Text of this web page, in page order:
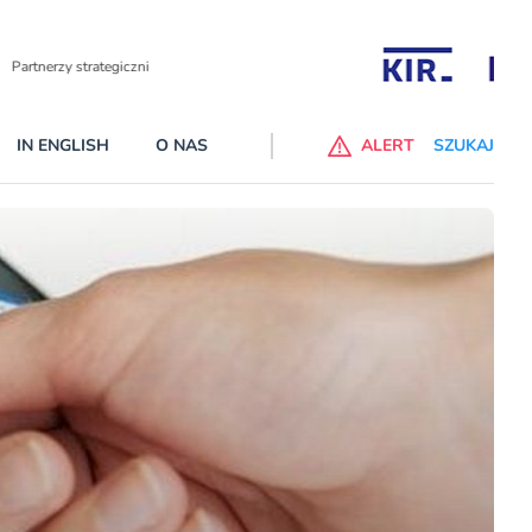
Partnerzy wspierający
do ChataGPT Go dla klientów Revoluta. Nowy benefit we
– Standard i Plus – z usługi będzie można korzsytać za
IN ENGLISH O NAS ALERT SZUKAJ